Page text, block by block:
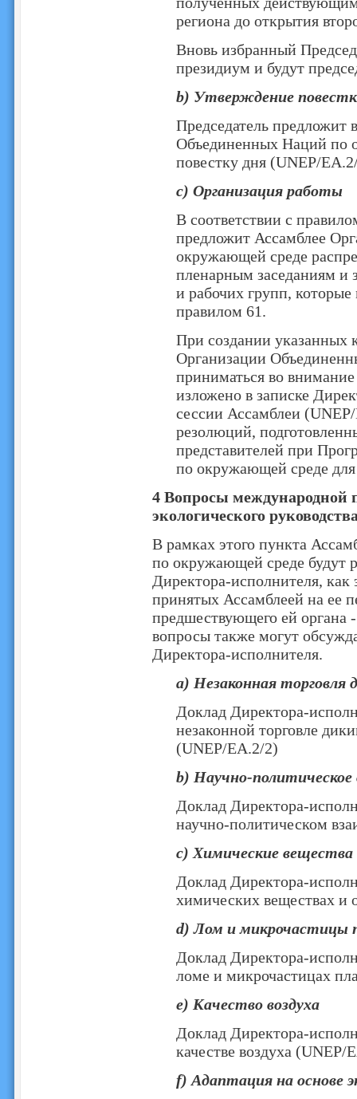
региона до открытия
Вновь избранный
президиум и будут
b) Утверждение
Председатель
Объединенных Наций по
повестку дня (UNEP/
c) Организация работы
В соответствии с
предложит Ассамблее
окружающей среде
пленарным заседаниям и
и рабочих групп, которые
правилом 61.
При создании указанных
Организации
приниматься во
изложено в записке
сессии Ассамблеи
резолюций,
представителей при
по окружающей среде
4 Вопросы международной
экологического
В рамках этого пункта
по окружающей среде будут
Директора-исполнителя,
принятых Ассамблеей на ее
предшествующего ей
вопросы также могут
Директора-исполнителя.
a) Незаконная
Доклад Директора-
незаконной торговле
(UNEP/EA.2/2)
b) Научно-политическое
Доклад Директора-
научно-политическом
c) Химические
Доклад Директора-
химических веществах и
d) Лом и микрочастицы
Доклад Директора-
ломе и микрочастицах
e) Качество воздуха
Доклад Директора-
качестве воздуха (UNEP/
f) Адаптация на основе